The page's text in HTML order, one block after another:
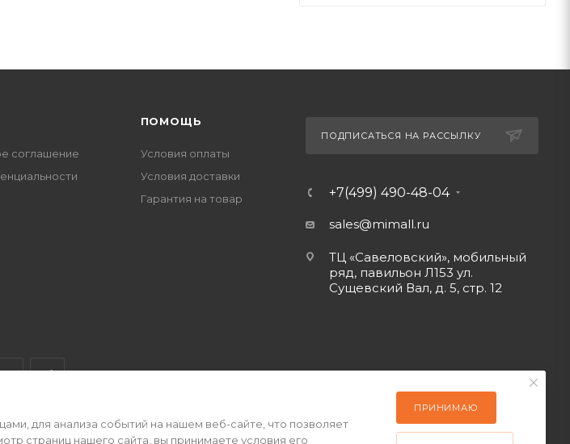
соглашение
ПОМОЩЬ
Условия оплаты
Условия доставки
Гарантия на товар
ПОДПИСАТЬСЯ НА РАССЫЛКУ
+7(499) 490-48-04
sales@mimall.ru
ТЦ «Савеловский», мобильный
ряд, павильон Л153 ул.
Сущевский Вал, д. 5, стр. 12
для анализа событий на нашем веб-сайте, что позволяет
страниц нашего сайта, вы принимаете условия его
ПРИНИМАЮ